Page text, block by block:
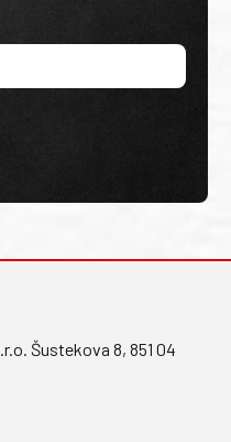
Šustekova 8, 851 04